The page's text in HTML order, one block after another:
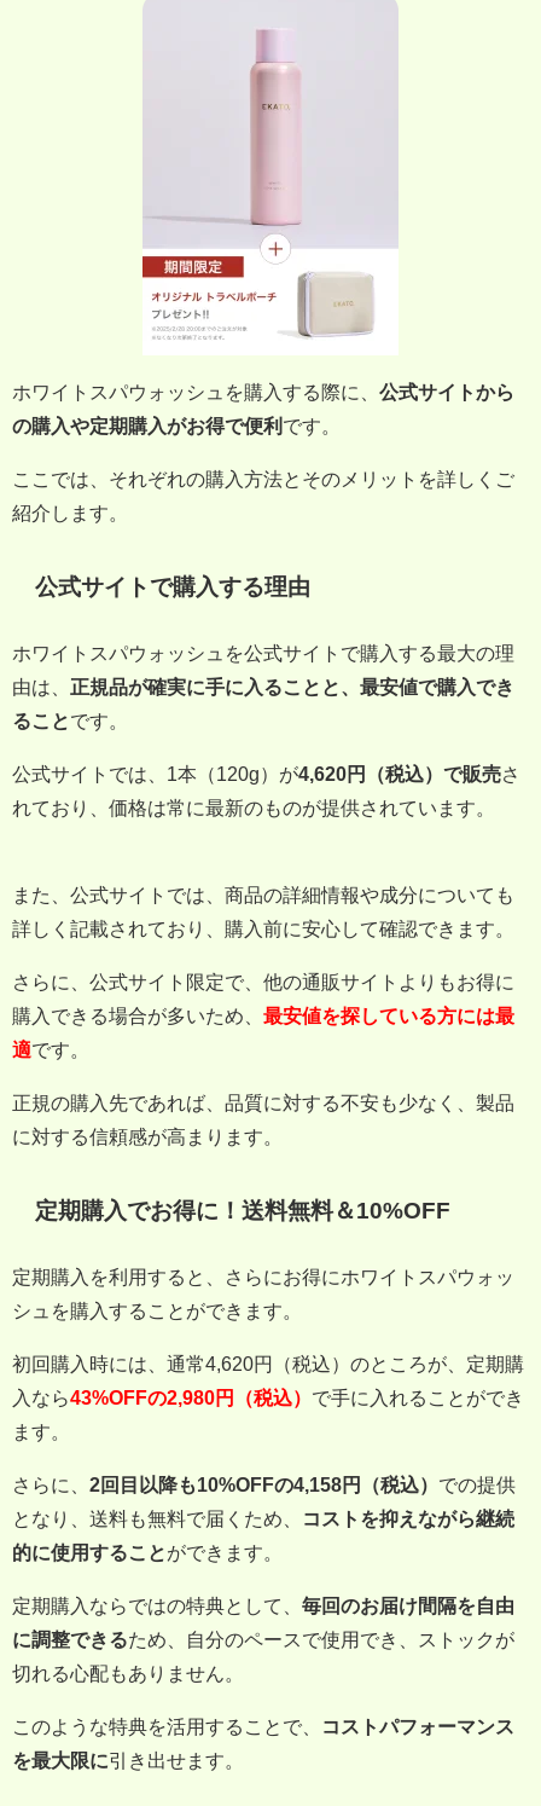
ホワイトスパウォッシュを購入する際に、 公式サイトから
の購入や定期購入がお得で便利 です。
ここでは、それぞれの購入方法とそのメリットを詳しくご
紹介します。
公式サイトで購入する理由
ホワイトスパウォッシュを公式サイトで購入する最大の理
由は、 正規品が確実に手に入ることと、最安値で購入でき
ることです。
公式サイトでは、1本（120g）が4,620円（税込）で販売さ
れており、価格は常に最新のものが提供されています。
また、公式サイトでは、商品の詳細情報や成分についても
詳しく記載されており、購入前に安心して確認できます。
さらに、公式サイト限定で、他の通販サイトよりもお得に
購入できる場合が多いため、 最安値を探している方には最
適です。
正規の購入先であれば、品質に対する不安も少なく、製品
に対する信頼感が高まります。
定期購入でお得に！送料無料＆10%OFF
定期購入を利用すると、さらにお得にホワイトスパウォッ
シュを購入することができます。
初回購入時には、通常4,620円（税込）のところが、定期購
入なら43%OFFの2,980円（税込） で手に入れることができ
ます。
さらに、 2回目以降も10%OFFの4,158円（税込） での提供
となり、送料も無料で届くため、
コストを抑えながら継続
的に使用することができます。
定期購入ならではの特典として、 毎回のお届け間隔を自由
に調整できるため、自分のペースで使用でき、ストックが
切れる心配もありません。
このような特典を活用することで、
コストパフォーマンス
を最大限に引き出せます。